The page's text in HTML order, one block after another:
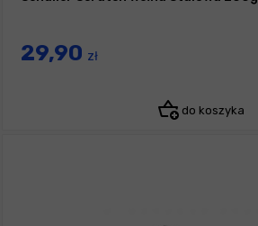
29,90 zł
do koszyka